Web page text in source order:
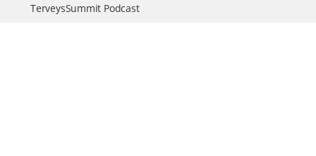
TerveysSummit Podcast